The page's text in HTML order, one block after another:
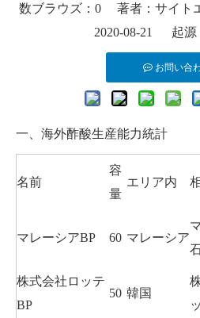
数ブラウズ： 0 著者：サイト
2020-08-21 起源
お問い合
一、海外酢酸生産能力統計
名前
容
量
エリア内
マレーシアBP 60 マレーシア
株式会社ロッテ
BP
50 韓国